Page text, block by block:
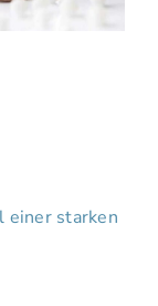
einer starken